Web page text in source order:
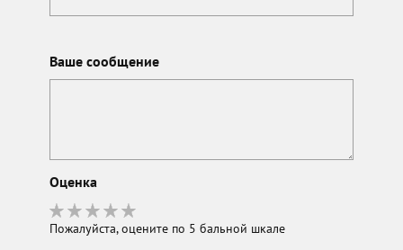
Ваше сообщение
Оценка
Пожалуйста, оцените по 5 бальной шкале